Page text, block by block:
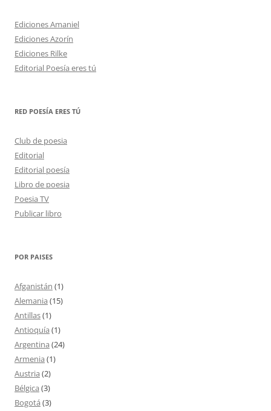
Ediciones Amaniel
Ediciones Azorín
Ediciones Rilke
Editorial Poesía eres tú
RED POESÍA ERES TÚ
Club de poesia
Editorial
Editorial poesía
Libro de poesia
Poesia TV
Publicar libro
POR PAISES
Afganistán (1)
Alemania (15)
Antillas(1)
Antioquía (1)
Argentina (24)
Armenia (1)
Austria (2)
Bélgica (3)
Bogotá (3)